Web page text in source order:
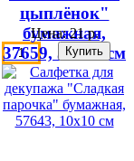
цыплёнок"
бумажная,
37659, 33х33 см
Цена:21 р.